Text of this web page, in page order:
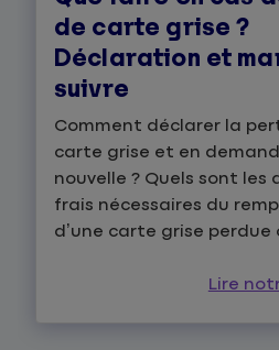
de carte grise ?
Déclaration et
suivre
Comment déclarer la
carte grise et en
nouvelle ? Quels sont les
frais nécessaires du
d’une carte grise perdue
Lire